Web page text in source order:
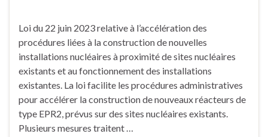
Loi du 22 juin 2023 relative à l’accélération des
procédures liées à la construction de nouvelles
installations nucléaires à proximité de sites nucléaires
existants et au fonctionnement des installations
existantes. La loi facilite les procédures administratives
pour accélérer la construction de nouveaux réacteurs de
type EPR2, prévus sur des sites nucléaires existants.
Plusieurs mesures traitent …